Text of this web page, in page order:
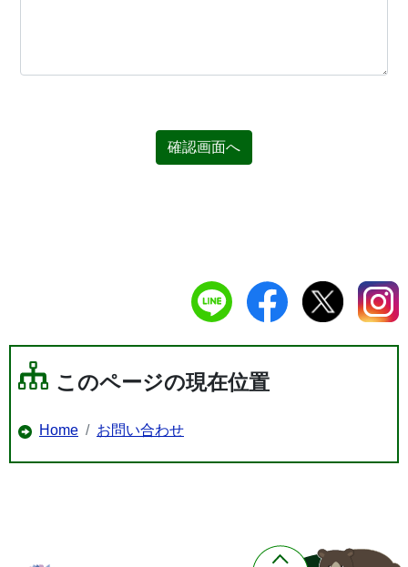
確認画面へ
このページの現在位置
Home お問い合わせ